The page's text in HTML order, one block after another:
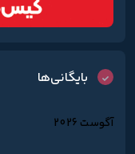
بایگانی‌ها
آگوست 2026